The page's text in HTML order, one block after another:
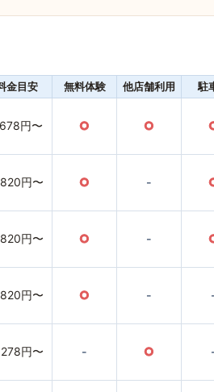
金目安 無料体験 他店舗利用 駐
円〜 ○ ○
円〜 ○ -
円〜 ○ -
円〜 ○ -
円〜 - ○